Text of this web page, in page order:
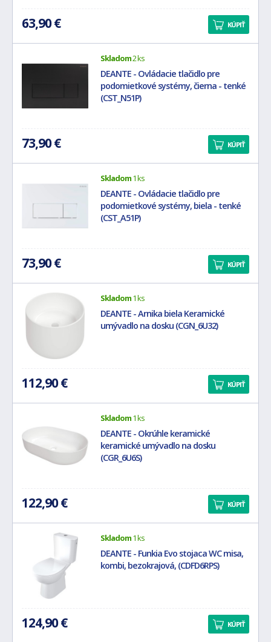
63,90 € KÚPIŤ
Skladom2 ks
DEANTE - Ovládacie tlačidlo pre
podomietkové systémy, čierna - tenké
(CST_N51P)
73,90 € KÚPIŤ
Skladom1 ks
DEANTE - Ovládacie tlačidlo pre
podomietkové systémy, biela - tenké
(CST_A51P)
73,90 € KÚPIŤ
Skladom1 ks
DEANTE - Arnika biela Keramické
umývadlo na dosku (CGN_6U32)
112,90 € KÚPIŤ
Skladom1 ks
DEANTE - Okrúhle keramické
keramické umývadlo na dosku
(CGR_6U6S)
122,90 € KÚPIŤ
Skladom1 ks
DEANTE - Funkia Evo stojaca WC misa,
kombi, bezokrajová, (CDFD6RPS)
124,90 € KÚPIŤ